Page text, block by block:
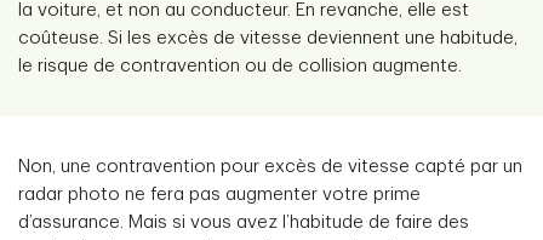
la voiture, et non au conducteur. En revanche, elle est
coûteuse. Si les excès de vitesse deviennent une habitude,
le risque de contravention ou de collision augmente.
Non, une contravention pour excès de vitesse capté par un
radar photo ne fera pas augmenter votre prime
d’assurance. Mais si vous avez l’habitude de faire des